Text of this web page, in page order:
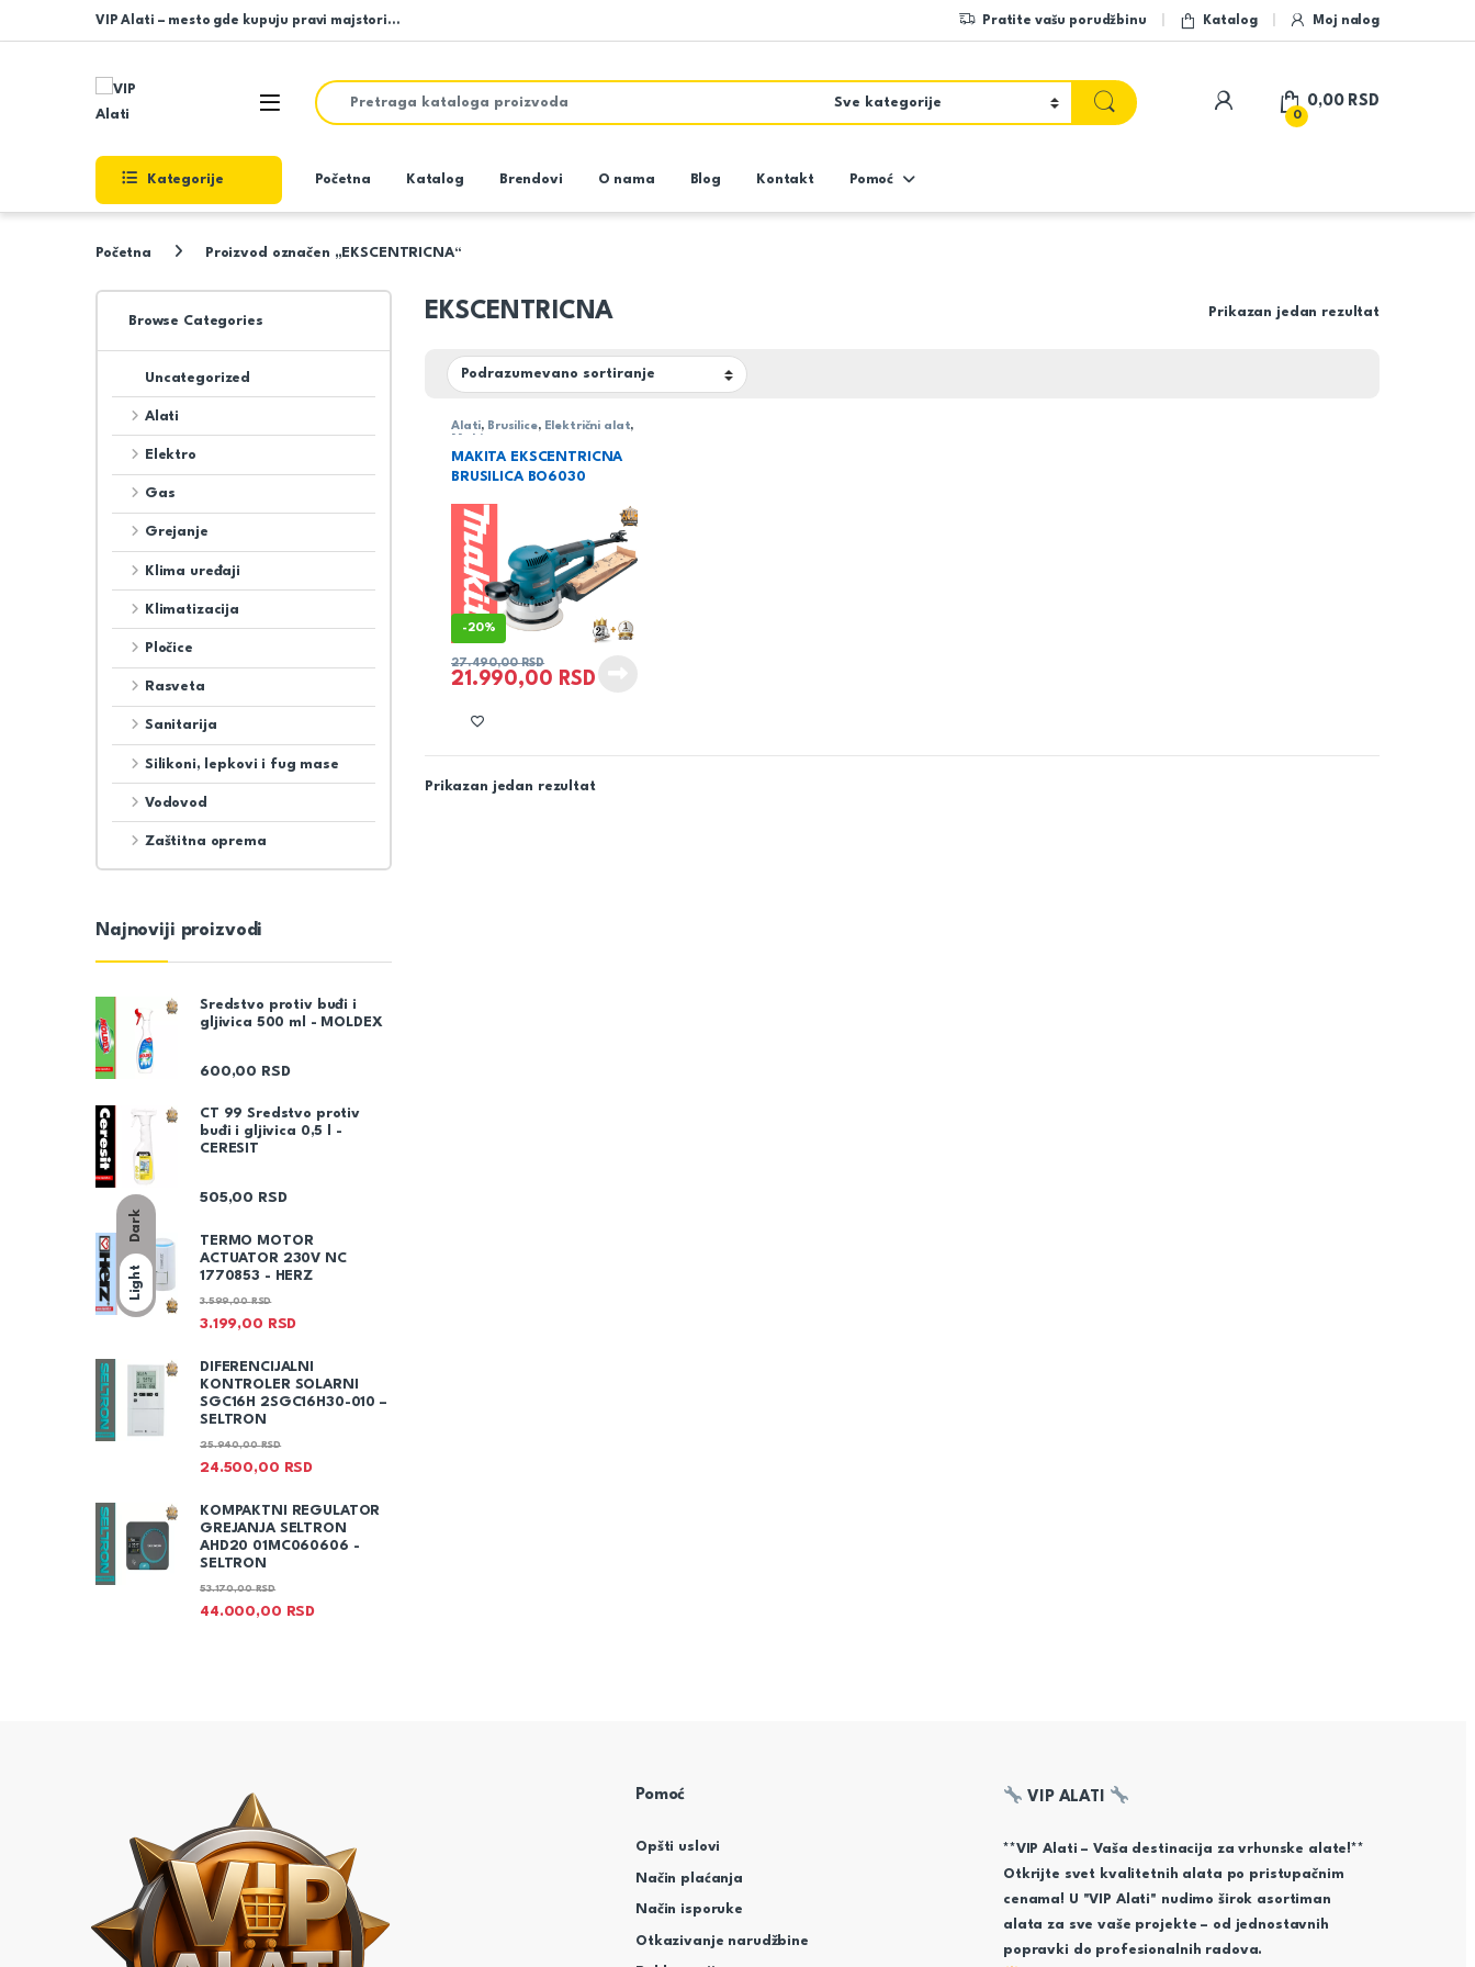
Dark
Light
Skip to navigation
Skip to content
VIP Alati – mesto gde kupuju pravi majstori… Pratite vašu porudžbinu Katalog Moj nalog
Open
Search for:
My Account
0
0,00 RSD
Kategorije Početna Katalog Brendovi O nama Blog Kontakt Pomoć
Početna Proizvod označen „EKSCENTRICNA“
EKSCENTRICNA Prikazan jedan rezultat
Alati, Brusilice, Električni alat,
MAKITA EKSCENTRICNA
BRUSILICA BO6030
-20%
21.990,00 RSD
27.490,00RSD
Prikazan jedan rezultat
Browse Categories
Uncategorized
Alati
Elektro
Gas
Grejanje
Klima uređaji
Klimatizacija
Pločice
Rasveta
Sanitarija
Silikoni, lepkovi i fug mase
Vodovod
Zaštitna oprema
Najnoviji proizvodi
Sredstvo protiv buđi i
gljivica 500 ml - MOLDEX
600,00 RSD
CT 99 Sredstvo protiv
buđi i gljivica 0,5 l -
CERESIT
505,00 RSD
TERMO MOTOR
ACTUATOR 230V NC
1770853 - HERZ
3.199,00 RSD
3.599,00RSD
DIFERENCIJALNI
KONTROLER SOLARNI
SGC16H 2SGC16H30-010 –
SELTRON
24.500,00 RSD
25.940,00RSD
KOMPAKTNI REGULATOR
GREJANJA SELTRON
AHD20 01MC060606 -
SELTRON
44.000,00 RSD
53.170,00RSD
Pomoć
Opšti uslovi
Način plaćanja
Način isporuke
Otkazivanje narudžbine
VIP ALATI
**VIP Alati – Vaša destinacija za vrhunske alate!**
Otkrijte svet kvalitetnih alata po pristupačnim
cenama! U "VIP Alati" nudimo širok asortiman
alata za sve vaše projekte – od jednostavnih
popravki do profesionalnih radova.